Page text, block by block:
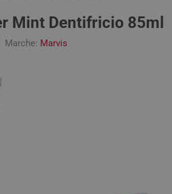
Mint Dentifricio 85ml
Marche: Marvis